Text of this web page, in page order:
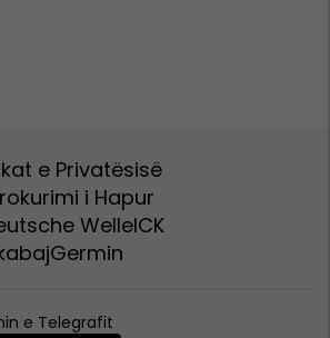
e Privatësisë
i Hapur
WelleICK
Germin
e Telegrafit